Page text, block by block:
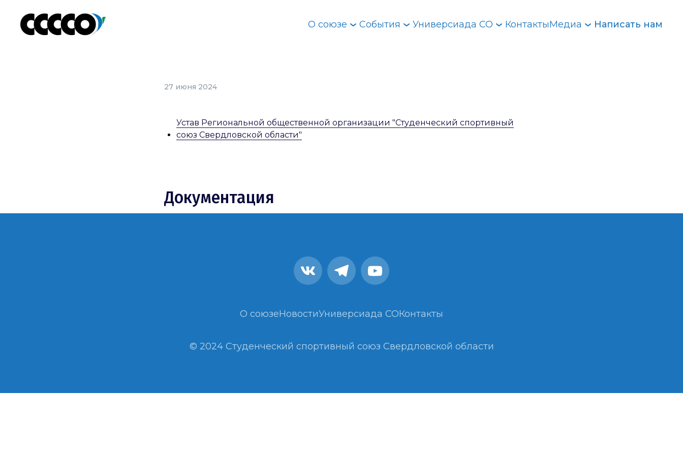
О союзе События Универсиада СО КонтактыМедиа Написать нам
27 июня 2024
Устав Региональной общественной организации "Студенческий спортивный
союз Свердловской области"
Документация
О союзеНовостиУниверсиада СОКонтакты
© 2024 Студенческий спортивный союз Свердловской области